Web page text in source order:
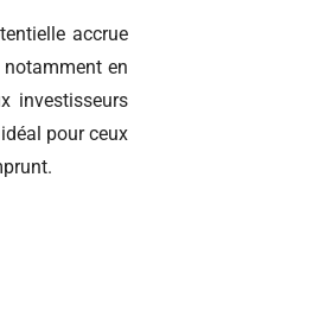
accrue
notamment en
investisseurs
pour ceux